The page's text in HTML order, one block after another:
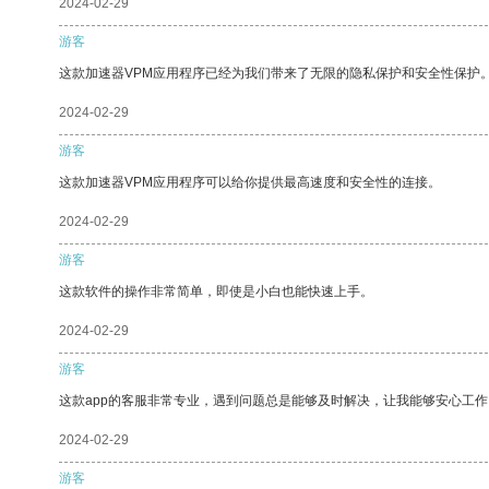
2024-02-29
游客
这款加速器VPM应用程序已经为我们带来了无限的隐私保护和安全性保护
2024-02-29
游客
这款加速器VPM应用程序可以给你提供最高速度和安全性的连接。
2024-02-29
游客
这款软件的操作非常简单，即使是小白也能快速上手。
2024-02-29
游客
这款app的客服非常专业，遇到问题总是能够及时解决，让我能够安心工
2024-02-29
游客